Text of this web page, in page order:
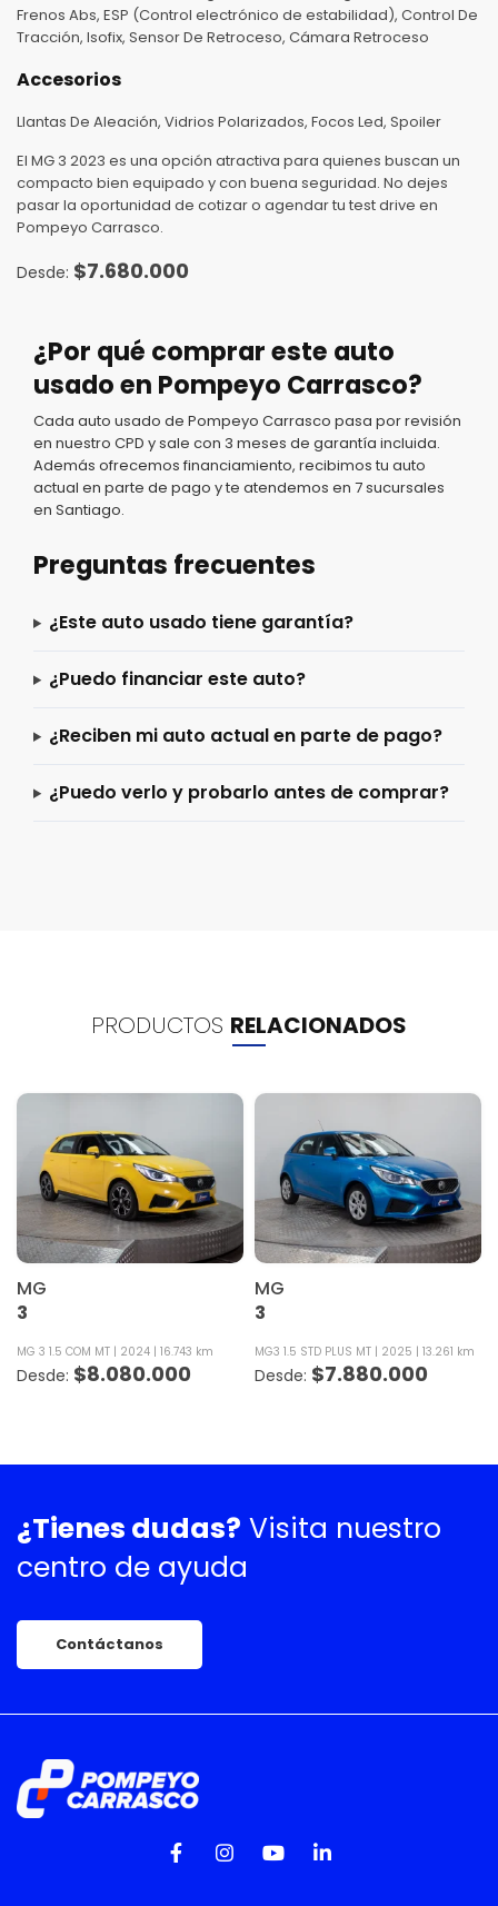
Frenos Abs, ESP (Control electrónico de estabilidad), Control De
Tracción, Isofix, Sensor De Retroceso, Cámara Retroceso
Accesorios
Llantas De Aleación, Vidrios Polarizados, Focos Led, Spoiler
El MG 3 2023 es una opción atractiva para quienes buscan un
compacto bien equipado y con buena seguridad. No dejes
pasar la oportunidad de cotizar o agendar tu test drive en
Pompeyo Carrasco.
$7.680.000
¿Por qué comprar este auto
usado en Pompeyo Carrasco?
Cada auto usado de Pompeyo Carrasco pasa por revisión
en nuestro CPD y sale con 3 meses de garantía incluida.
Además ofrecemos financiamiento, recibimos tu auto
actual en parte de pago y te atendemos en 7 sucursales
en Santiago.
Preguntas frecuentes
¿Este auto usado tiene garantía?
¿Puedo financiar este auto?
¿Reciben mi auto actual en parte de pago?
¿Puedo verlo y probarlo antes de comprar?
PRODUCTOS RELACIONADOS
MG
3
MG 3 1.5 COM MT 2024 16.743 km
$8.080.000
MG
3
MG3 1.5 STD PLUS MT 2025 13.261 km
$7.880.000
¿Tienes dudas? Visita nuestro
centro de ayuda
Contáctanos